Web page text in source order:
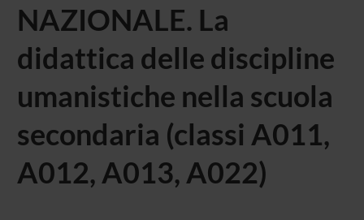
NAZIONALE. La
didattica delle discipline
umanistiche nella scuola
secondaria (classi A011,
A012, A013, A022)